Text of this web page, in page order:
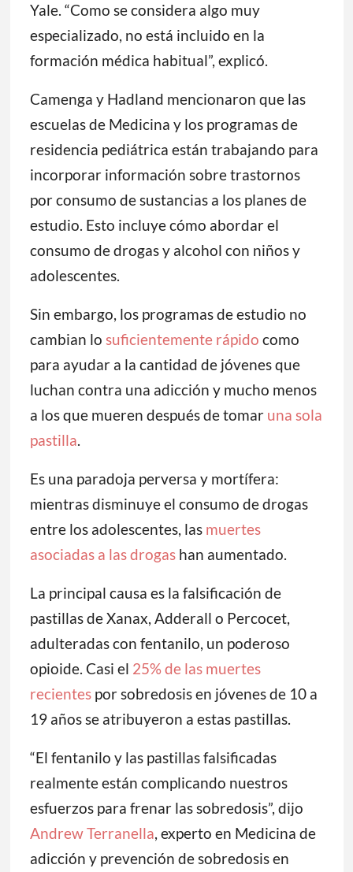
Yale. “Como se considera algo muy
especializado, no está incluido en la
formación médica habitual”, explicó.
Camenga y Hadland mencionaron que las
escuelas de Medicina y los programas de
residencia pediátrica están trabajando para
incorporar información sobre trastornos
por consumo de sustancias a los planes de
estudio. Esto incluye cómo abordar el
consumo de drogas y alcohol con niños y
adolescentes.
Sin embargo, los programas de estudio no
cambian lo suficientemente rápido como
para ayudar a la cantidad de jóvenes que
luchan contra una adicción y mucho menos
a los que mueren después de tomar una sola
pastilla.
Es una paradoja perversa y mortífera:
mientras disminuye el consumo de drogas
entre los adolescentes, las muertes
asociadas a las drogashan aumentado.
La principal causa es la falsificación de
pastillas de Xanax, Adderall o Percocet,
adulteradas con fentanilo, un poderoso
opioide. Casi el 25% de las muertes
recientespor sobredosis en jóvenes de 10 a
19 años se atribuyeron a estas pastillas.
“El fentanilo y las pastillas falsificadas
realmente están complicando nuestros
esfuerzos para frenar las sobredosis”, dijo
Andrew Terranella, experto en Medicina de
adicción y prevención de sobredosis en